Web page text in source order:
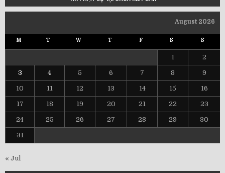
August 2026
M T W T F S S
1 2
3 4 5 6 7 8 9
10 11 12 13 14 15 16
17 18 19 20 21 22 23
24 25 26 27 28 29 30
31
« Jul